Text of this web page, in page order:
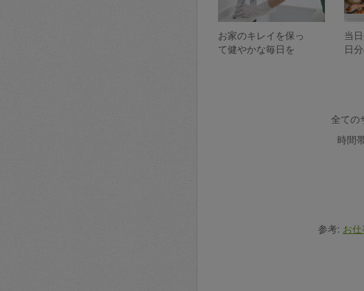
お家のキレイを保っ
て健やかな毎日を
当
日
全ての
時間
参考: お